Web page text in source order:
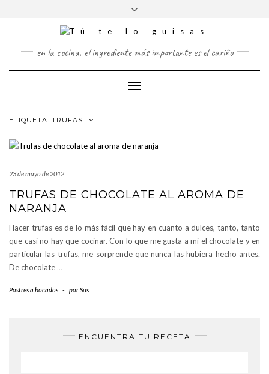
TWITTERPINTEREST
cabecera
en la cocina, el ingrediente más importante es el cariño
Cambiar
modo
ETIQUETA: TRUFAS
23 de mayo de 2012
TRUFAS DE CHOCOLATE AL AROMA DE
NARANJA
Hacer trufas es de lo más fácil que hay en cuanto a dulces, tanto, tanto
que casi no hay que cocinar. Con lo que me gusta a mi el chocolate y en
particular las trufas, me sorprende que nunca las hubiera hecho antes.
De chocolate …
Postres a bocados - porSus
ENCUENTRA TU RECETA